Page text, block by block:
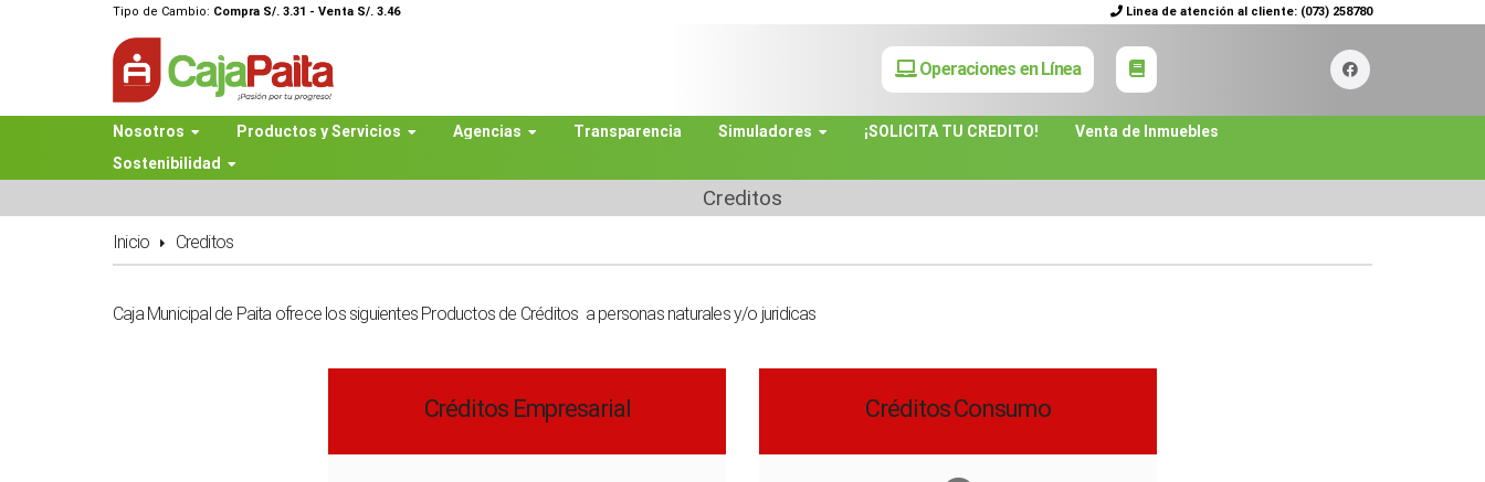
Tipo de Cambio: Compra S/. 3.31 - Venta S/. 3.46 Linea de atención al cliente: (073) 258780
Operaciones en Línea
Nosotros Productos y Servicios Agencias Transparencia Simuladores ¡SOLICITA TU CREDITO!
Venta de Inmuebles
Sostenibilidad
Creditos
Inicio Creditos
Caja Municipal de Paita ofrece los siguientes Productos de Créditos a personas naturales y/o juridicas
Créditos Empresarial Créditos Consumo